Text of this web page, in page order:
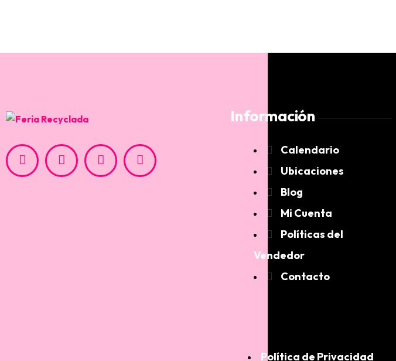
Información
Calendario
Ubicaciones
Blog
Mi Cuenta
Políticas del
Vendedor
Contacto
Política de Privacidad